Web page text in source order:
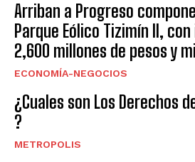
Arriban a Progreso
Parque Eólico Tizimín II,
2,600 millones de pesos y
ECONOMÍA-NEGOCIOS
¿Cuales son Los Derechos
?
METROPOLIS